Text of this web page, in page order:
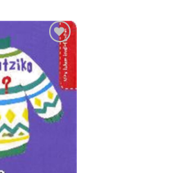
Añadir
a la
lista de
deseos